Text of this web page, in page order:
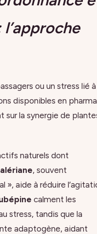
ou un stress lié
disponibles en
sur la synergie de
naturels dont
, souvent
», aide à réduire
calment les
stress, tandis que la
adaptogène, aidant